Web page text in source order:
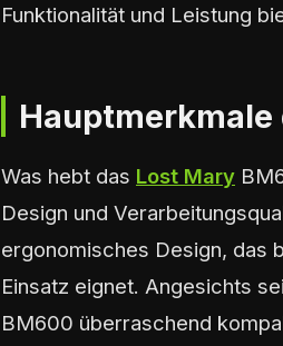
Funktionalität und Leistung
Hauptmerkmale
Was hebt das Lost Mary
Design und
ergonomisches Design, das
Einsatz eignet. Angesichts
BM600 überraschend